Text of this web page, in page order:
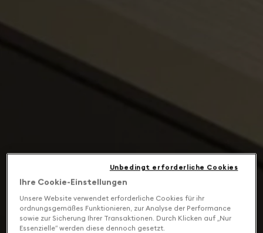
Ihre Cookie-Einstellungen
Unsere Website verwendet erforderliche Cookies für ihr
ordnungsgemäßes Funktionieren, zur Analyse der Performance
sowie zur Sicherung Ihrer Transaktionen. Durch Klicken auf „Nur
Essenzielle“ werden diese dennoch gesetzt.
Unbedingt erforderliche Cookies